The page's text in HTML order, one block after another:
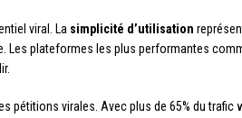
viral. La simplicité d’utilisation
Les plateformes les plus performantes
pétitions virales. Avec plus de 65% du